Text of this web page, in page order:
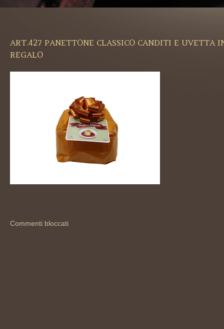
ART.427 PANETTONE CLASSICO CANDITI E UVETTA
REGALO
Commenti bloccati